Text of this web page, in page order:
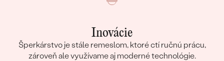
Inovácie
Šperkárstvo je stále remeslom, ktoré ctí ručnú prácu,
zároveň ale využívame aj moderné technológie.